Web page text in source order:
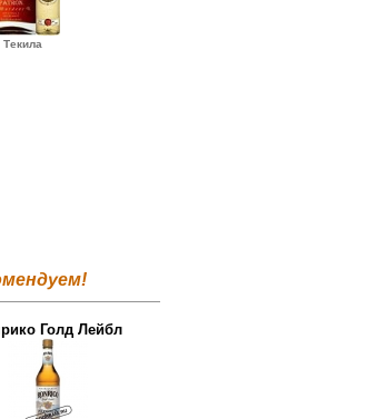
Текила
Голд Лейбл